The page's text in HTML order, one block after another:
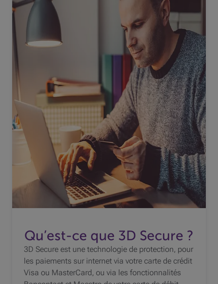
Qu’est-ce que 3D Secure ?
3D Secure est une technologie de protection, pour
les paiements sur internet via votre carte de crédit
Visa ou MasterCard, ou via les fonctionnalités